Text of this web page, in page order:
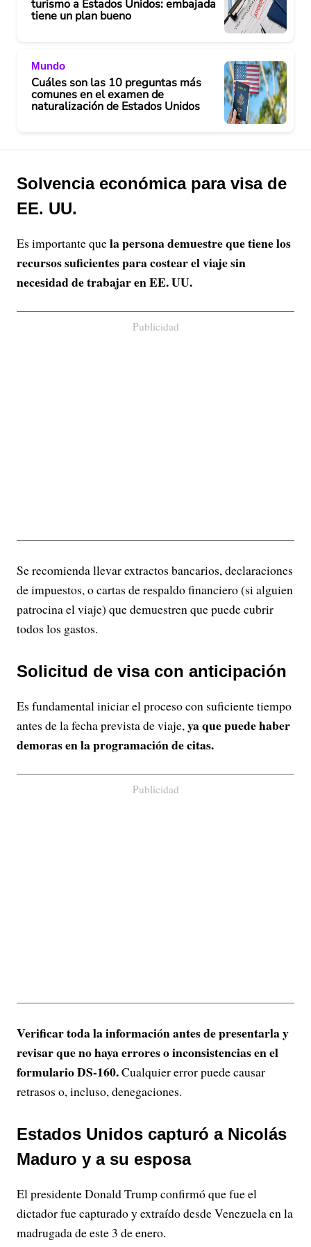
turismo a Estados Unidos: embajada
tiene un plan bueno
Mundo
Cuáles son las 10 preguntas más
comunes en el examen de
naturalización de Estados Unidos
Solvencia económica para visa de
EE. UU.
Es importante quela persona demuestre que tiene los
recursos suficientes para costear el viaje sin
necesidad de trabajar en EE. UU.
Publicidad
Se recomienda llevar extractos bancarios, declaraciones
de impuestos, o cartas de respaldo financiero (si alguien
patrocina el viaje) que demuestren que puede cubrir
todos los gastos.
Solicitud de visa con anticipación
Es fundamental iniciar el proceso con suficiente tiempo
antes de la fecha prevista de viaje,ya que puede haber
demoras en la programación de citas.
Publicidad
Verificar toda la información antes de presentarla y
revisar que no haya errores o inconsistencias en el
formulario DS-160.Cualquier error puede causar
retrasos o, incluso, denegaciones.
Estados Unidos capturó a Nicolás
Maduro y a su esposa
El presidente Donald Trump confirmó que fue el
dictador fue capturado y extraído desde Venezuela en la
madrugada de este 3 de enero.